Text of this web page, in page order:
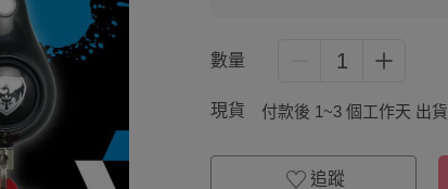
數量 1
現貨 付款後 1~3 個工作天 出貨
追蹤